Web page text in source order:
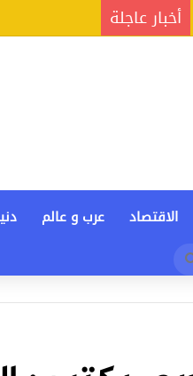
أخبار عاجلة
الاقتصاد عرب و عالم